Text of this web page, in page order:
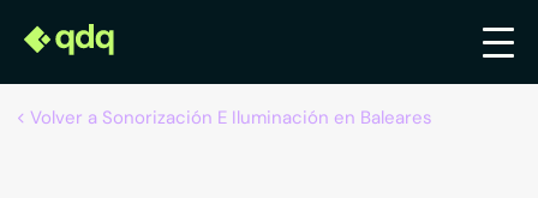
Volver a Sonorización E Iluminación en Baleares